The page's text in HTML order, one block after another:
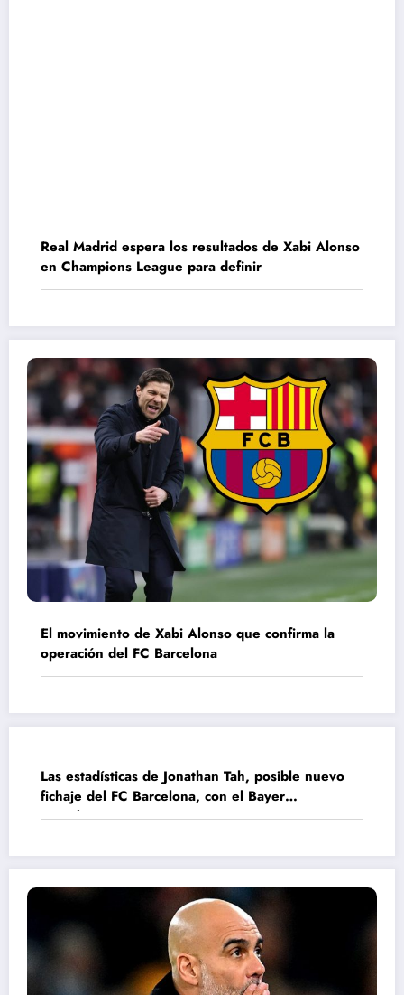
Real Madrid espera los resultados de Xabi Alonso
en Champions League para definir
El movimiento de Xabi Alonso que confirma la
operación del FC Barcelona
Las estadísticas de Jonathan Tah, posible nuevo
fichaje del FC Barcelona, con el Bayer
Leverkusen